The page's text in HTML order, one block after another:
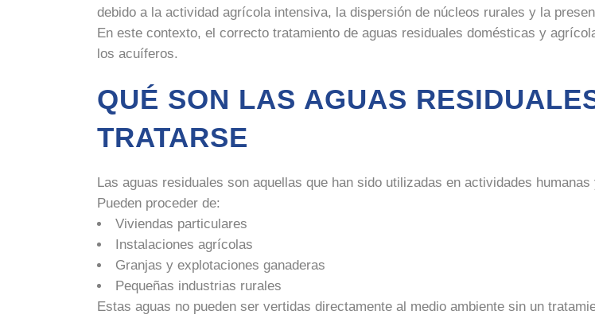
debido a la actividad agrícola intensiva, la dispersión de núcleos rurales y la
En este contexto, el correcto tratamiento de aguas residuales domésticas y
los acuíferos.
QUÉ SON LAS AGUAS
TRATARSE
Las aguas residuales son aquellas que han sido utilizadas en actividades
Pueden proceder de:
Viviendas particulares
Instalaciones agrícolas
Granjas y explotaciones ganaderas
Pequeñas industrias rurales
Estas aguas no pueden ser vertidas directamente al medio ambiente sin un